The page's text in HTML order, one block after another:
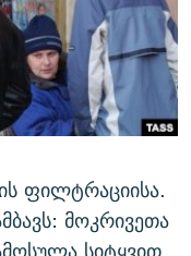
ᲐᲛᲑᲐᲕᲘ
ფილტრაციისა.
მოკრივეთა